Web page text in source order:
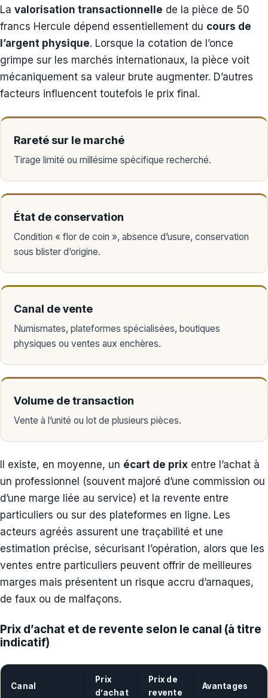
La valorisation transactionnelle de la pièce de 50
francs Hercule dépend essentiellement du cours de
l’argent physique. Lorsque la cotation de l’once
grimpe sur les marchés internationaux, la pièce voit
mécaniquement sa valeur brute augmenter. D’autres
facteurs influencent toutefois le prix final.
Rareté sur le marché
Tirage limité ou millésime spécifique recherché.
État de conservation
Condition « flor de coin », absence d’usure, conservation
sous blister d’origine.
Canal de vente
Numismates, plateformes spécialisées, boutiques
physiques ou ventes aux enchères.
Volume de transaction
Vente à l’unité ou lot de plusieurs pièces.
Il existe, en moyenne, un écart de prix entre l’achat à
un professionnel (souvent majoré d’une commission ou
d’une marge liée au service) et la revente entre
particuliers ou sur des plateformes en ligne. Les
acteurs agréés assurent une traçabilité et une
estimation précise, sécurisant l’opération, alors que les
ventes entre particuliers peuvent offrir de meilleures
marges mais présentent un risque accru d’arnaques,
de faux ou de malfaçons.
Prix d’achat et de revente selon le canal (à titre
indicatif)
Canal
Prix
d’achat
Prix de
revente
Avantages